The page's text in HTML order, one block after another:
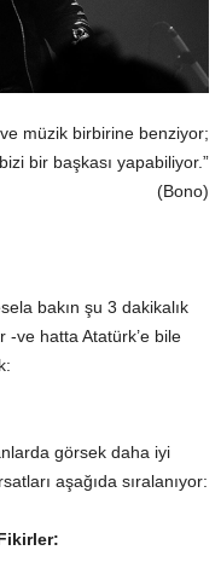
müzik birbirine benziyor;
bir başkası yapabiliyor.”
(Bono)
bakın şu 3 dakikalık
-ve hatta Atatürk’e bile
görsek daha iyi
aşağıda sıralanıyor: